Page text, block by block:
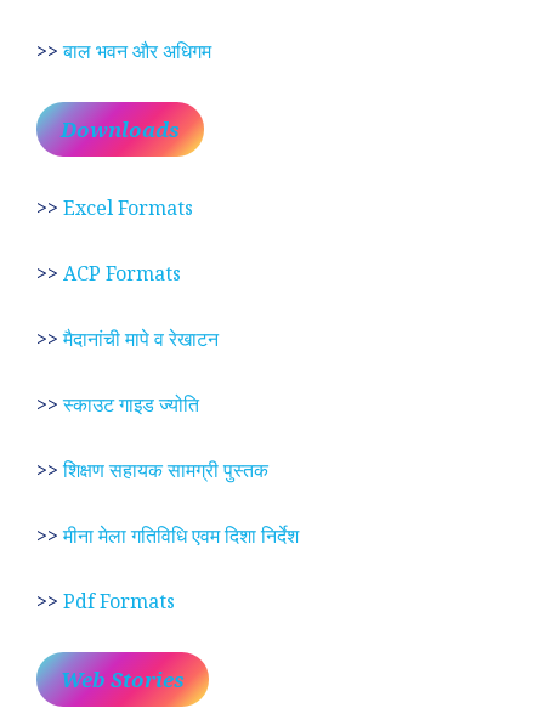
>>बाल भवन और अधिगम
Downloads
>> Excel Formats
>> ACP Formats
>>मैदानांची मापे व रेखाटन
>>स्काउट गाइड ज्योति
>>शिक्षण सहायक सामग्री पुस्तक
>>मीना मेला गतिविधि एवम दिशा निर्देश
>> Pdf Formats
Web Stories